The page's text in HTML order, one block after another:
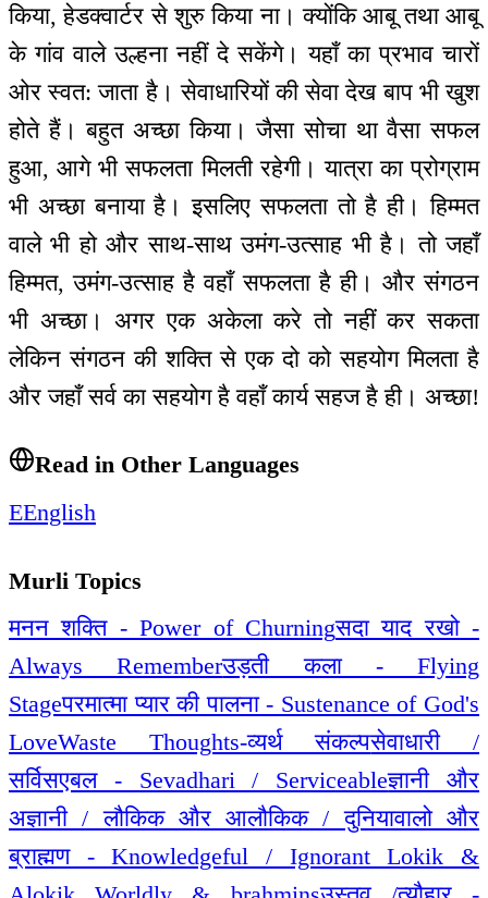
किया, हेडक्वार्टर से शुरु किया ना। क्योंकि आबू तथा आबू
के गांव वाले उल्हना नहीं दे सकेंगे। यहाँ का प्रभाव चारों
ओर स्वत: जाता है। सेवाधारियों की सेवा देख बाप भी खुश
होते हैं। बहुत अच्छा किया। जैसा सोचा था वैसा सफल
हुआ, आगे भी सफलता मिलती रहेगी। यात्रा का प्रोग्राम
भी अच्छा बनाया है। इसलिए सफलता तो है ही। हिम्मत
वाले भी हो और साथ-साथ उमंग-उत्साह भी है। तो जहाँ
हिम्मत, उमंग-उत्साह है वहाँ सफलता है ही। और संगठन
भी अच्छा। अगर एक अकेला करे तो नहीं कर सकता
लेकिन संगठन की शक्ति से एक दो को सहयोग मिलता है
और जहाँ सर्व का सहयोग है वहाँ कार्य सहज है ही। अच्छा!
Read in Other Languages
EEnglish
Murli Topics
मनन शक्ति - Power of Churningसदा याद रखो -
Always Rememberउड़ती कला - Flying
Stageपरमात्मा प्यार की पालना - Sustenance of God's
LoveWaste Thoughts-व्यर्थ संकल्पसेवाधारी /
सर्विसएबल - Sevadhari / Serviceableज्ञानी और
अज्ञानी / लौकिक और आलौकिक / दुनियावालो और
ब्राह्मण - Knowledgeful / Ignorant Lokik &